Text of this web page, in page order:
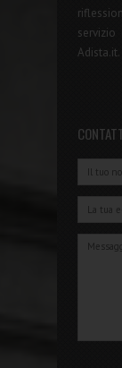
Adista.it.